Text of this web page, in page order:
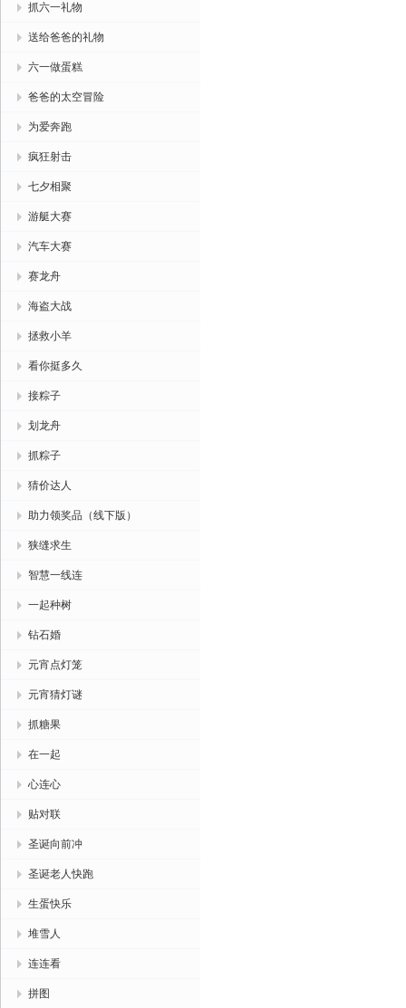
抓六一礼物
送给爸爸的礼物
六一做蛋糕
爸爸的太空冒险
为爱奔跑
疯狂射击
七夕相聚
游艇大赛
汽车大赛
赛龙舟
海盗大战
拯救小羊
看你挺多久
接粽子
划龙舟
抓粽子
猜价达人
助力领奖品（线下版）
狭缝求生
智慧一线连
一起种树
钻石婚
元宵点灯笼
元宵猜灯谜
抓糖果
在一起
心连心
贴对联
圣诞向前冲
圣诞老人快跑
生蛋快乐
堆雪人
连连看
拼图